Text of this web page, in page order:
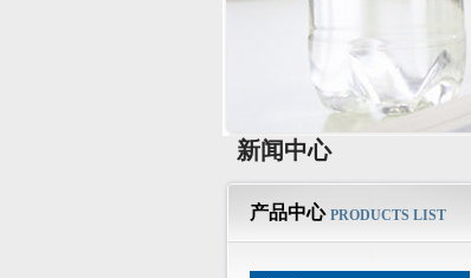
新闻中心
产品中心 PRODUCTS LIST